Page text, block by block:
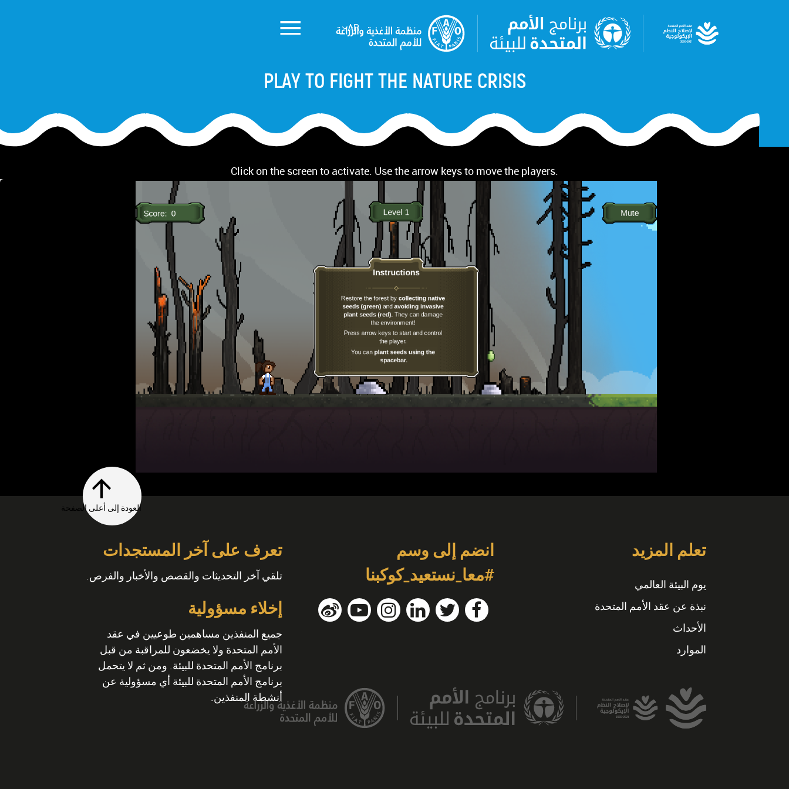
AR
PLAY TO FIGHT THE NATURE CRISIS
Click on the screen to activate. Use the arrow keys to move the players.
العودة إلى أعلى الصفحة
تعلم المزيد
يوم البيئة العالمي
نبذة عن عقد الأمم المتحدة
الأحداث
الموارد
انضم إلى وسم
#معا_نستعيد_كوكبنا
تعرف على آخر المستجدات
تلقي آخر التحديثات والقصص والأخبار والفرص.
إخلاء مسؤولية
جميع المنفذين مساهمين طوعيين في عقد
الأمم المتحدة ولا يخضعون للمراقبة من قبل
برنامج الأمم المتحدة للبيئة. ومن ثم لا يتحمل
برنامج الأمم المتحدة للبيئة أي مسؤولية عن
أنشطة المنفذين.